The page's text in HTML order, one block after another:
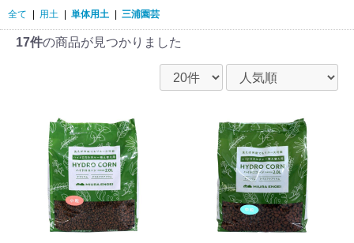
全て | 用土 | 単体用土 | 三浦園芸
17件の商品が見つかりました